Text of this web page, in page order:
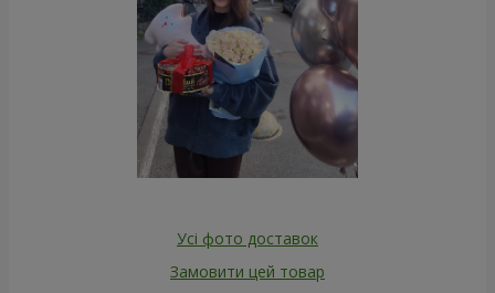
Усі фото доставок
Замовити цей товар